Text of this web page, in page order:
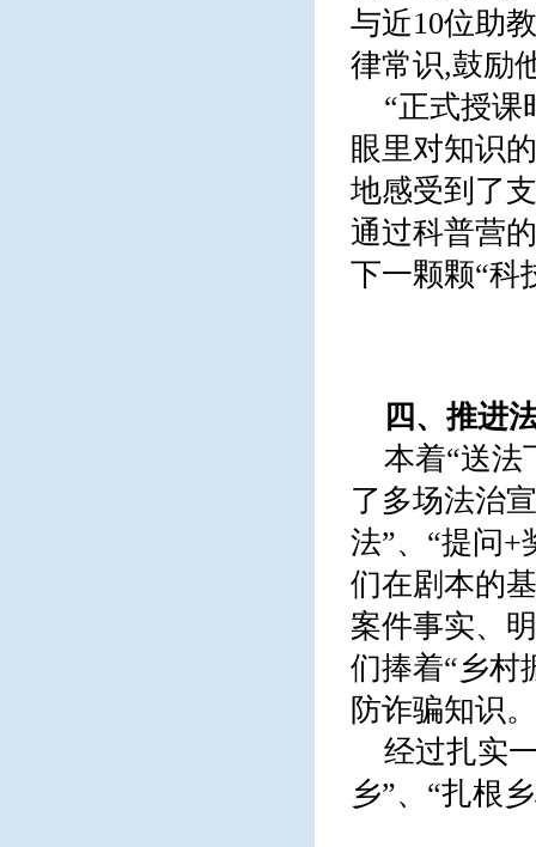
与近10位助
律常识,鼓励
“正式授课
眼里对知识
地感受到了
通过科普营
下一颗颗“科
四、推进
本着“送法
了多场法治
法”、“提问
们在剧本的
案件事实、
们捧着“乡村
防诈骗知识
经过扎实
乡”、“扎根